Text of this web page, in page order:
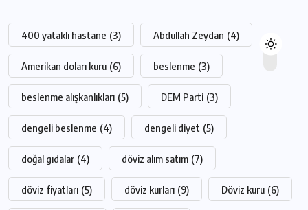
400 yataklı hastane (3) Abdullah Zeydan (4)
Amerikan doları kuru (6) beslenme (3)
beslenme alışkanlıkları (5) DEM Parti (3)
dengeli beslenme (4) dengeli diyet (5)
doğal gıdalar (4) döviz alım satım (7)
döviz fiyatları (5) döviz kurları (9) Döviz kuru (6)